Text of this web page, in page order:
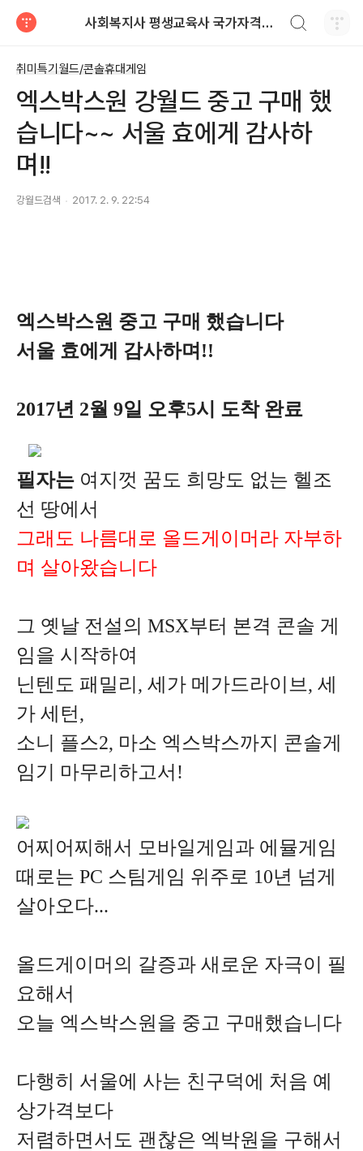
사회복지사 평생교육사 국가자격증 레포트 자료
취미특기월드/콘솔휴대게임
엑스박스원 강월드 중고 구매 했
습니다~~ 서울 효에게 감사하
며!!
강월드검색 2017. 2. 9. 22:54
엑스박스원 중고 구매 했습니다
서울 효에게 감사하며!!
2017년 2월 9일 오후5시 도착 완료
필자는 여지껏 꿈도 희망도 없는 헬조
선 땅에서
그래도 나름대로 올드게이머라 자부하
며 살아왔습니다
그 옛날 전설의 MSX부터 본격 콘솔 게
임을 시작하여
닌텐도 패밀리, 세가 메가드라이브, 세
가 세턴,
소니 플스2, 마소 엑스박스까지 콘솔게
임기 마무리하고서!
어찌어찌해서 모바일게임과 에뮬게임
때로는 PC 스팀게임 위주로 10년 넘게
살아오다...
올드게이머의 갈증과 새로운 자극이 필
요해서
오늘 엑스박스원을 중고 구매했습니다
다행히 서울에 사는 친구덕에 처음 예
상가격보다
저렴하면서도 괜찮은 엑박원을 구해서